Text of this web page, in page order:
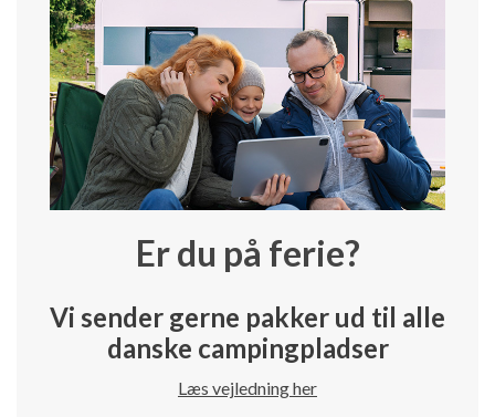
Er du på ferie?
Vi sender gerne pakker ud til alle
danske campingpladser
Læs vejledning her